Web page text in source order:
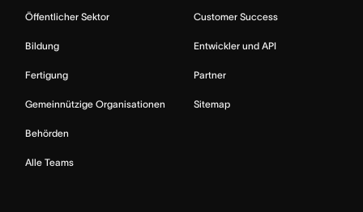
Öffentlicher Sektor
Bildung
Fertigung
Gemeinnützige Organisationen
Behörden
Alle Teams
Customer Success
Entwickler und API
Partner
Sitemap